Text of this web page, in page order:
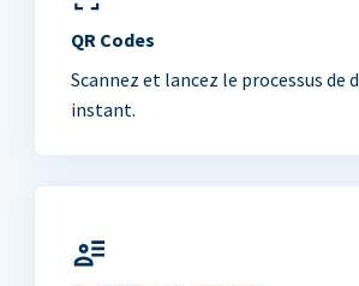
QR Codes
Scannez et lancez le processus de
instant.